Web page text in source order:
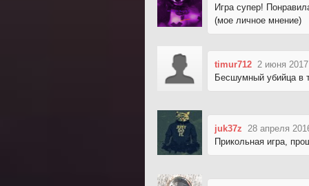
Игра супер!
(мое личное мнение)
timur712 2 июня
Бесшумный убийца в
juk37z 28 апреля
Прикольная игра,